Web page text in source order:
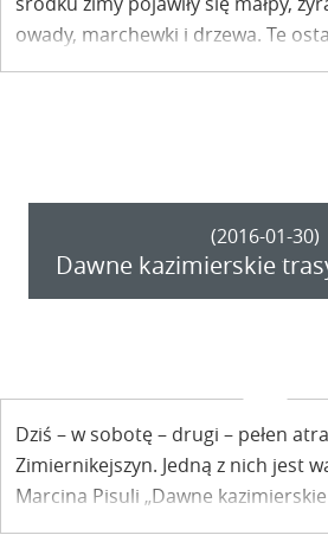
owady, marchewki i drzewa. Te
dziwiłyby, bo przecież drzew
(2016-01-30)
Dawne kazimierskie
Dziś – w sobotę – drugi – pełen
Zimiernikejszyn. Jedną z nich jest
Marcina Pisuli „Dawne